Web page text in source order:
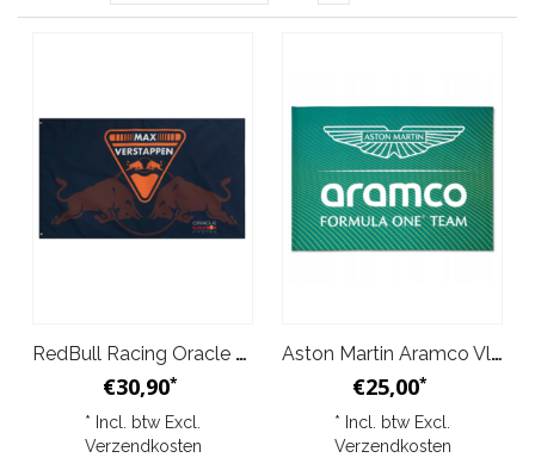
RedBull Racing Oracle Officiële Max Verstappen Vlag 150x90 cm
€30,90*
* Incl. btw Excl.
Verzendkosten
Aston Martin Aramco Vlag - Team Grandstand - Groen
€25,00*
* Incl. btw Excl.
Verzendkosten